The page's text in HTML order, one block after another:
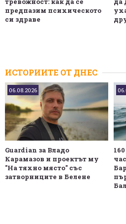
предпазим психическото
си здраве
ИСТОРИИТЕ ОТ ДНЕС
06.08.2026
Guardian за Владо
Карамазов и проектът му
"На тяхно място" със
затворниците в Белене